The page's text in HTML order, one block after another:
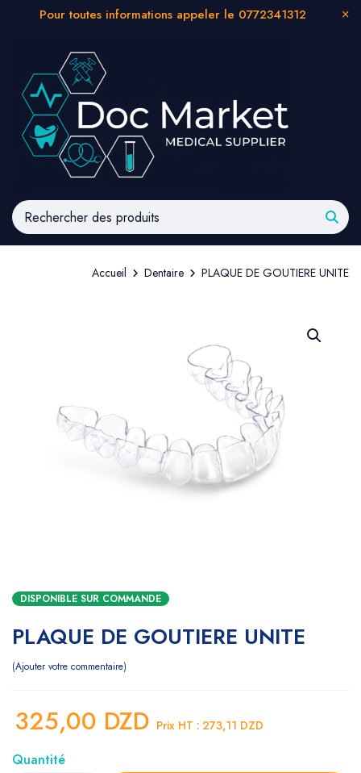
Pour toutes informations appeler le 0772341312
Accueil Dentaire PLAQUE DE GOUTIERE UNITE
DISPONIBLE SUR COMMANDE
PLAQUE DE GOUTIERE UNITE
Ajouter votre commentaire
325,00 DZD Prix HT : 273,11 DZD
Quantité